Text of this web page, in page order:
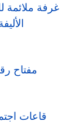
غرفة ملائمة
مفتاح
قاعات